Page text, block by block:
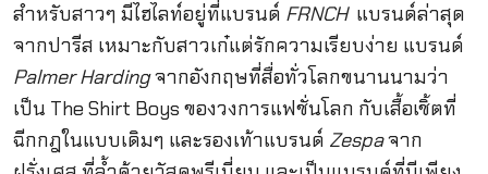
สำหรับสาวๆ มีไฮไลท์อยู่ที่แบรนด์ FRNCHแบรนด์ล่าสุด
จากปารีส เหมาะกับสาวเก๋แต่รักความเรียบง่าย แบรนด์
Palmer Hardingจากอังกฤษที่สื่อทั่วโลกขนานนามว่า
เป็น The Shirt Boys ของวงการแฟชั่นโลก กับเสื้อเชิ้ตที่
ฉีกกฎในแบบเดิมๆ และรองเท้าแบรนด์ Zespaจาก